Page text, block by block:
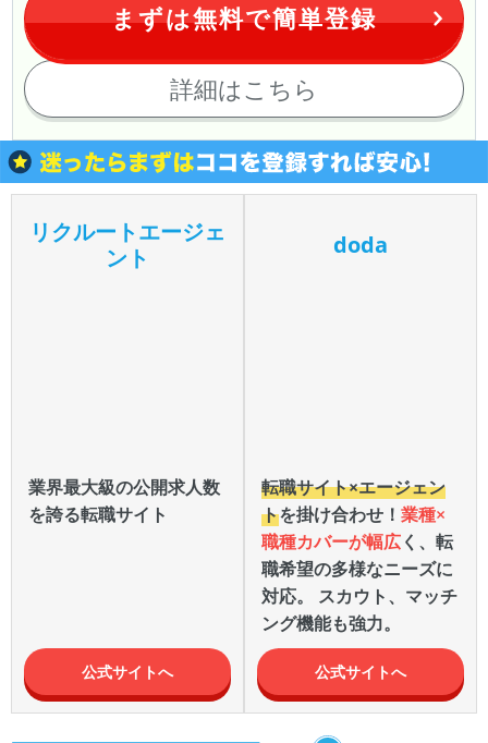
詳細はこちら
まずは無料で簡単登録
リクルートエージェ
ント
業界最大級の公開求人数
を誇る転職サイト
公式サイトへ
doda
転職サイト×エージェン
トを掛け合わせ！業種×
職種カバーが幅広く、転
職希望の多様なニーズに
対応。 スカウト、マッチ
ング機能も強力。
公式サイトへ